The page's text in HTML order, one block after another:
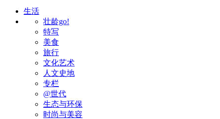
生活
壮龄go!
特写
美食
旅行
文化艺术
人文史地
专栏
@世代
生态与环保
时尚与美容